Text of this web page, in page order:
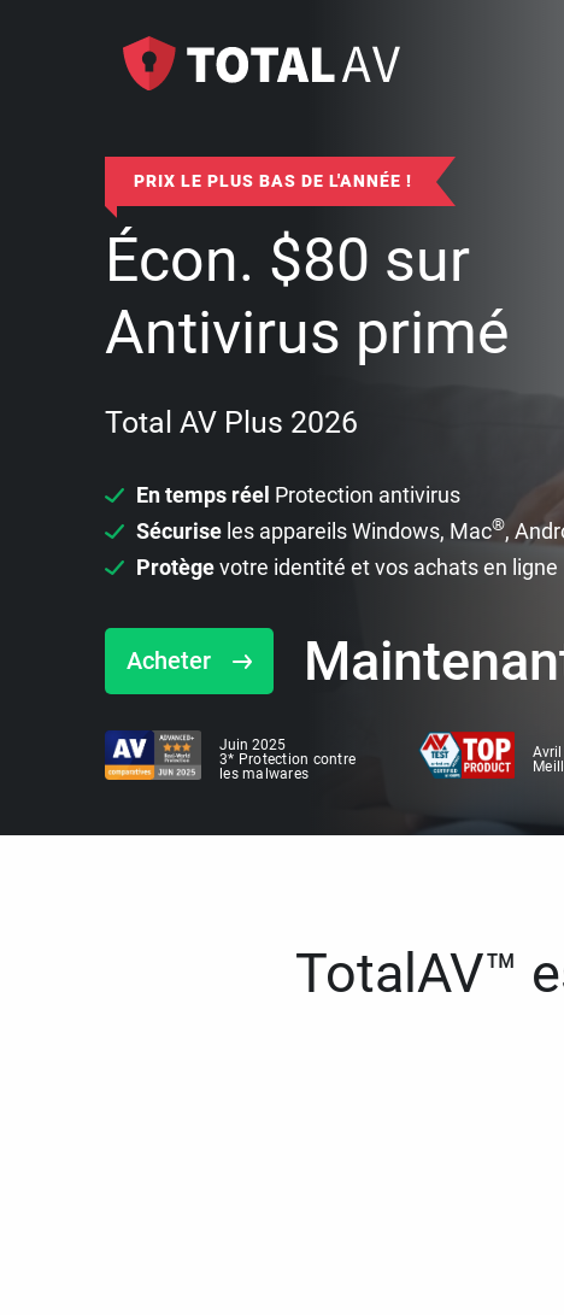
PRIX LE PLUS BAS DE L'ANNÉE !
Écon. $80 sur
Antivirus primé
Total AV Plus 2026
En temps réel Protection antivirus
Sécurise les appareils Windows, Mac®,
Protègevotre identité et vos achats en ligne
Acheter
Juin 2025
3* Protection contre
les malwares
TotalAV™